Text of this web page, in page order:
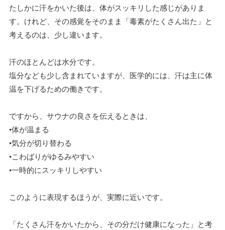
たしかに汗をかいた後は、体がスッキリした感じがありま
す。けれど、その感覚をそのまま「毒素がたくさん出た」と
考えるのは、少し違います。
汗のほとんどは水分です。
塩分なども少し含まれていますが、医学的には、汗は主に体
温を下げるための働きです。
ですから、サウナの良さを伝えるときは、
•体が温まる
•気分が切り替わる
•こわばりがゆるみやすい
•一時的にスッキリしやすい
このように表現するほうが、実際に近いです。
「たくさん汗をかいたから、その分だけ健康になった」と考